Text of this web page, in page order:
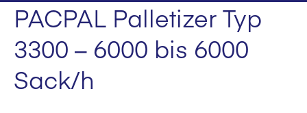
PACPAL Palletizer Typ
3300 – 6000 bis 6000
Sack/h